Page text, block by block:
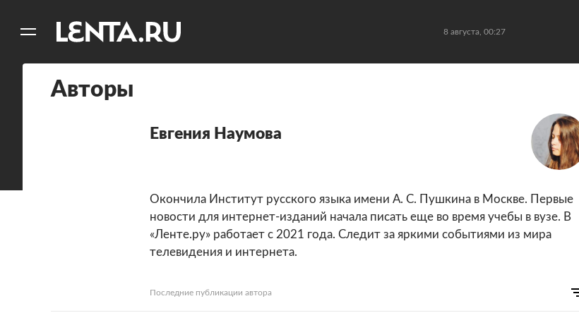
8 августа, 00:27
Авторы
Евгения Наумова
Окончила Институт русского языка имени А. С. Пушкина в Москве. Первые
новости для интернет-изданий начала писать еще во время учебы в вузе. В
«Ленте.ру» работает с 2021 года. Следит за яркими событиями из мира
телевидения и интернета.
Последние публикации автора